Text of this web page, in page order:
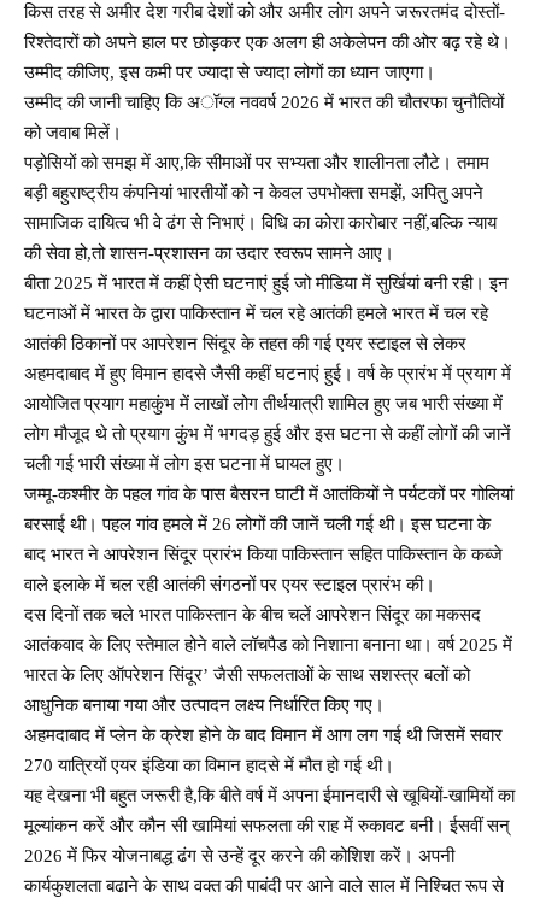
किस तरह से अमीर देश गरीब देशों को और अमीर लोग अपने जरूरतमंद दोस्तों-
रिश्तेदारों को अपने हाल पर छोड़कर एक अलग ही अकेलेपन की ओर बढ़ रहे थे।
उम्मीद कीजिए, इस कमी पर ज्यादा से ज्यादा लोगों का ध्यान जाएगा।
उम्मीद की जानी चाहिए कि अॉग्ल नववर्ष 2026 में भारत की चौतरफा चुनौतियों
को जवाब मिलें।
पड़ोसियों को समझ में आए,कि सीमाओं पर सभ्यता और शालीनता लौटे। तमाम
बड़ी बहुराष्ट्रीय कंपनियां भारतीयों को न केवल उपभोक्ता समझें, अपितु अपने
सामाजिक दायित्व भी वे ढंग से निभाएं। विधि का कोरा कारोबार नहीं,बल्कि न्याय
की सेवा हो,तो शासन-प्रशासन का उदार स्वरूप सामने आए।
बीता 2025 में भारत में कहीं ऐसी घटनाएं हुई जो मीडिया में सुर्खियां बनी रही। इन
घटनाओं में भारत के द्वारा पाकिस्तान में चल रहे आतंकी हमले भारत में चल रहे
आतंकी ठिकानों पर आपरेशन सिंदूर के तहत की गई एयर स्टाइल से लेकर
अहमदाबाद में हुए विमान हादसे जैसी कहीं घटनाएं हुई। वर्ष के प्रारंभ में प्रयाग में
आयोजित प्रयाग महाकुंभ में लाखों लोग तीर्थयात्री शामिल हुए जब भारी संख्या में
लोग मौजूद थे तो प्रयाग कुंभ में भगदड़ हुई और इस घटना से कहीं लोगों की जानें
चली गई भारी संख्या में लोग इस घटना में घायल हुए।
जम्मू-कश्मीर के पहल गांव के पास बैसरन घाटी में आतंकियों ने पर्यटकों पर गोलियां
बरसाई थी। पहल गांव हमले में 26 लोगों की जानें चली गई थी। इस घटना के
बाद भारत ने आपरेशन सिंदूर प्रारंभ किया पाकिस्तान सहित पाकिस्तान के कब्जे
वाले इलाके में चल रही आतंकी संगठनों पर एयर स्टाइल प्रारंभ की।
दस दिनों तक चले भारत पाकिस्तान के बीच चलें आपरेशन सिंदूर का मकसद
आतंकवाद के लिए स्तेमाल होने वाले लॉचपैड को निशाना बनाना था। वर्ष 2025 में
भारत के लिए ऑपरेशन सिंदूर’ जैसी सफलताओं के साथ सशस्त्र बलों को
आधुनिक बनाया गया और उत्पादन लक्ष्य निर्धारित किए गए।
अहमदाबाद में प्लेन के क्रेश होने के बाद विमान में आग लग गई थी जिसमें सवार
270 यात्रियों एयर इंडिया का विमान हादसे में मौत हो गई थी।
यह देखना भी बहुत जरूरी है,कि बीते वर्ष में अपना ईमानदारी से खूबियों-खामियों का
मूल्यांकन करें और कौन सी खामियां सफलता की राह में रुकावट बनी। ईसवीं सन्
2026 में फिर योजनाबद्ध ढंग से उन्हें दूर करने की कोशिश करें। अपनी
कार्यकुशलता बढाने के साथ वक्त की पाबंदी पर आने वाले साल में निश्चित रूप से